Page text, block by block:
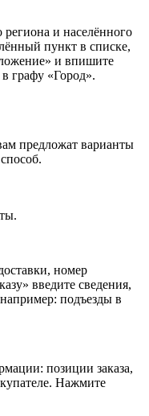
и населённого
пункт в списке,
и впишите
графу «Город».
предложат варианты
номер
введите сведения,
подъезды в
позиции заказа,
Нажмите